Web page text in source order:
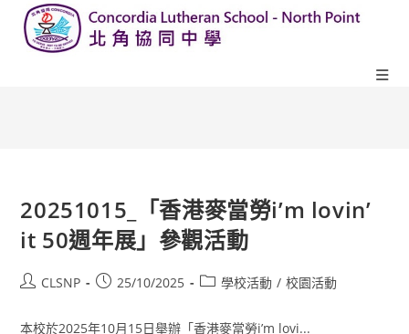
20251015_「香港麥當勞i’m lovin’
it 50週年展」參觀活動
CLSNP 25/10/2025 學校活動 / 校園活動
本校於2025年10月15日舉辦「香港麥當勞i’m lovi...